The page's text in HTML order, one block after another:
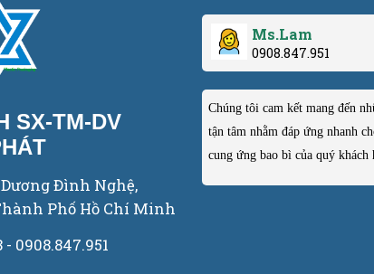
SX-TM-DV
Dương Đình Nghệ,
Phố Hồ Chí Minh
- 0908.847.951
Ms.Lam
0908.847.951
Chúng tôi cam kết mang đến
tận tâm nhằm đáp ứng nhanh
cung ứng bao bì của quý khách